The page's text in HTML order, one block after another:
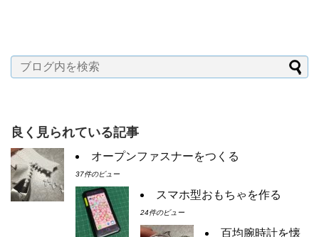
良く見られている記事
オープンファスナーをつくる
37件のビュー
スマホ型おもちゃを作る
24件のビュー
百均腕時計を懐